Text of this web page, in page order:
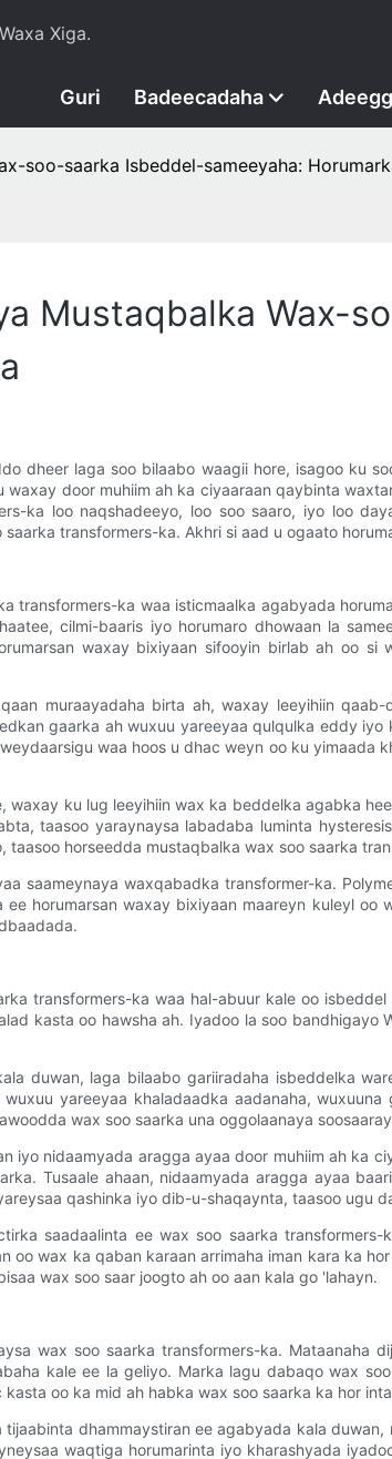
Xiga.
Guri Badeecadaha
soo-saarka Isbeddel-sameeyaha:
Mustaqbalka Wax-
dheer laga soo bilaabo waagii hore, isagoo ku
door muhiim ah ka ciyaaraan qaybinta
ka loo naqshadeeyo, loo soo saaro, iyo loo
transformers-ka. Akhri si aad u ogaato
transformers-ka waa isticmaalka agabyada
cilmi-baaris iyo horumaro dhowaan la
waxay bixiyaan sifooyin birlab ah oo
muraayadaha birta ah, waxay leeyihiin
gaarka ah wuxuu yareeyaa qulqulka eddy
waa hoos u dhac weyn oo ku yimaada
ku lug leeyihiin wax ka beddelka agabka
taasoo yaraynaysa labadaba luminta
horseedda mustaqbalka wax soo saarka
saameynaya waxqabadka transformer-ka.
horumarsan waxay bixiyaan maareyn kuleyl
transformers-ka waa hal-abuur kale oo
kasta oo hawsha ah. Iyadoo la soo
duwan, laga bilaabo gariiradaha isbeddelka
yareeyaa khaladaadka aadanaha,
wax soo saarka una oggolaanaya
iyo nidaamyada aragga ayaa door muhiim ah ka
Tusaale ahaan, nidaamyada aragga ayaa
qashinka iyo dib-u-shaqaynta, taasoo ugu
saadaalinta ee wax soo saarka
wax ka qaban karaan arrimaha iman kara ka
wax soo saar joogto ah oo aan kala go 'lahayn.
wax soo saarka transformers-ka.
kale ee la geliyo. Marka lagu dabaqo wax
oo ka mid ah habka wax soo saarka ka hor
dhammaystiran ee agabyada kala
waqtiga horumarinta iyo kharashyada